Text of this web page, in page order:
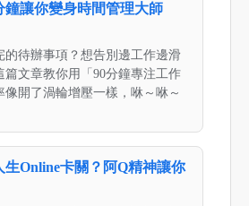
鐘讓你變身時間管理大師
的待辦事項？想告別邊工作邊滑
篇文章教你用「90分鐘專注工作
像開了渦輪增壓一樣，咻～咻～
生Online卡關？阿Q精神讓你